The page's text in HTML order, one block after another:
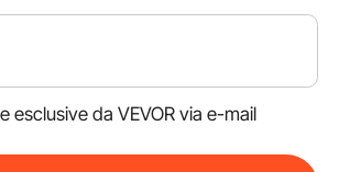
esclusive da VEVOR via e-mail